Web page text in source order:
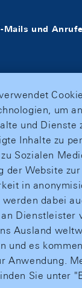
Mails und
um
und Dienste
Inhalte zu
Sozialen
der Website
in
dabei
Dienstleister
Ausland
und es
Anwendung.
Sie unter